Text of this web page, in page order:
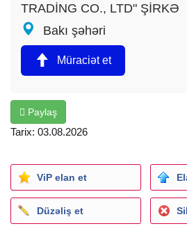
geri bildirilməsi.
Əmək haqqı: 600-800 AZN
TRADİNG CO., LTD" ŞİRKƏ
Bakı şəhəri
Müraciət et
Paylaş
Tarix: 03.08.2026
ViP elan et
Düzəliş et Sil